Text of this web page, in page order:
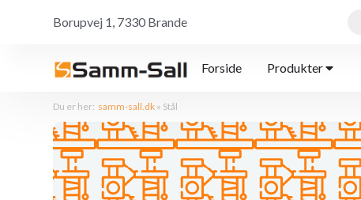
Borupvej 1, 7330 Brande
Forside Produkter
Du er her: samm-sall.dk » Stål